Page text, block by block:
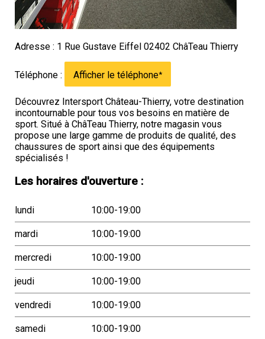
Adresse : 1 Rue Gustave Eiffel 02402 ChâTeau Thierry
Téléphone : Afficher le téléphone*
Découvrez Intersport Château-Thierry, votre destination
incontournable pour tous vos besoins en matière de
sport. Situé à ChâTeau Thierry, notre magasin vous
propose une large gamme de produits de qualité, des
chaussures de sport ainsi que des équipements
spécialisés !
Les horaires d'ouverture :
lundi 10:00-19:00
mardi 10:00-19:00
mercredi 10:00-19:00
jeudi 10:00-19:00
vendredi 10:00-19:00
samedi 10:00-19:00